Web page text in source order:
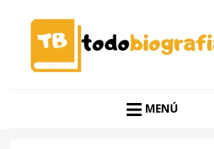
TODO BIOGRAFÍAS
MENÚ